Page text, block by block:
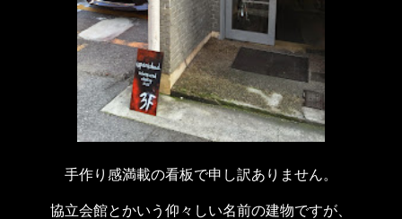
手作り感満載の看板で申し訳ありません。
協立会館とかいう仰々しい名前の建物ですが、